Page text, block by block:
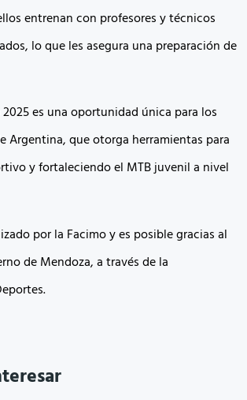
entrenan con profesores y técnicos
lo que les asegura una preparación de
2025 es una oportunidad única para los
Argentina, que otorga herramientas para
y fortaleciendo el MTB juvenil a nivel
por la Facimo y es posible gracias al
de Mendoza, a través de la